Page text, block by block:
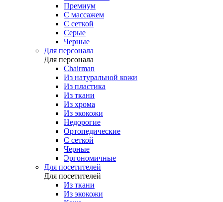
Премиум
С массажем
С сеткой
Серые
Черные
Для персонала
Для персонала
Chairman
Из натуральной кожи
Из пластика
Из ткани
Из хрома
Из экокожи
Недорогие
Ортопедические
С сеткой
Черные
Эргономичные
Для посетителей
Для посетителей
Из ткани
Из экокожи